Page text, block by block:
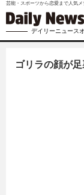
芸能・スポーツから恋愛まで人気
デイリーニュース
ゴリラの顔が